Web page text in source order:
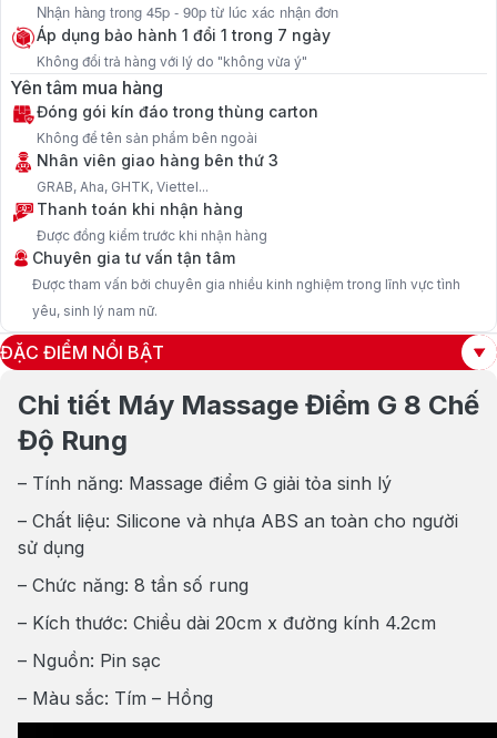
Nhận hàng trong 45p - 90p từ lúc xác nhận đơn
Áp dụng bảo hành 1 đổi 1 trong 7 ngày
Không đổi trả hàng với lý do "không vừa ý"
Yên tâm mua hàng
Đóng gói kín đáo trong thùng carton
Không để tên sản phẩm bên ngoài
Nhân viên giao hàng bên thứ 3
GRAB, Aha, GHTK, Viettel...
Thanh toán khi nhận hàng
Được đồng kiểm trước khi nhận hàng
Chuyên gia tư vấn tận tâm
Được tham vấn bởi chuyên gia nhiều kinh nghiệm trong lĩnh vực tình
yêu, sinh lý nam nữ.
ĐẶC ĐIỂM NỔI BẬT
Chi tiết Máy Massage Điểm G 8 Chế
Độ Rung
– Tính năng: Massage điểm G giải tỏa sinh lý
– Chất liệu: Silicone và nhựa ABS an toàn cho người
sử dụng
– Chức năng: 8 tần số rung
– Kích thước: Chiều dài 20cm x đường kính 4.2cm
– Nguồn: Pin sạc
– Màu sắc: Tím – Hồng